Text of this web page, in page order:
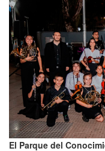
El Parque del